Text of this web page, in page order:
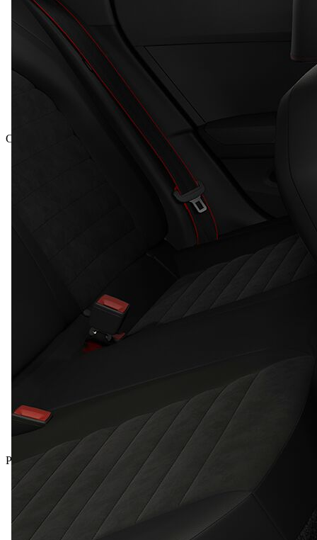
Celková cena vrátane DPH
Predvádzacie vozidlá